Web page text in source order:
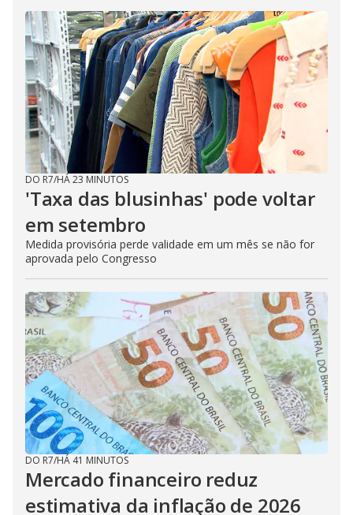
DO R7/HÁ 23 MINUTOS
'Taxa das blusinhas' pode voltar
em setembro
Medida provisória perde validade em um mês se não for
aprovada pelo Congresso
DO R7/HÁ 41 MINUTOS
Mercado financeiro reduz
estimativa da inflação de 2026